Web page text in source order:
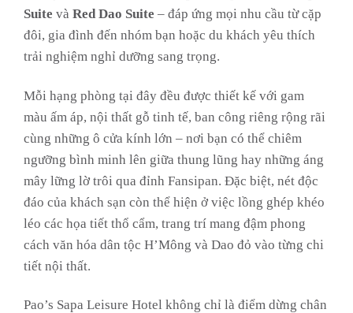
Suite và Red Dao Suite – đáp ứng mọi nhu cầu từ cặp
đôi, gia đình đến nhóm bạn hoặc du khách yêu thích
trải nghiệm nghỉ dưỡng sang trọng.
Mỗi hạng phòng tại đây đều được thiết kế với gam
màu ấm áp, nội thất gỗ tinh tế, ban công riêng rộng rãi
cùng những ô cửa kính lớn – nơi bạn có thể chiêm
ngưỡng bình minh lên giữa thung lũng hay những áng
mây lững lờ trôi qua đỉnh Fansipan. Đặc biệt, nét độc
đáo của khách sạn còn thể hiện ở việc lồng ghép khéo
léo các họa tiết thổ cẩm, trang trí mang đậm phong
cách văn hóa dân tộc H’Mông và Dao đỏ vào từng chi
tiết nội thất.
Pao’s Sapa Leisure Hotel không chỉ là điểm dừng chân